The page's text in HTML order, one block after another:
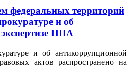
федеральных территорий
и об
НПА
и об антикоррупционной
актов распространено на